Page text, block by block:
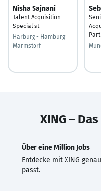
Nisha Sajnani
Talent Acquisition
Specialist
Harburg - Hamburg
Marmstorf
XING –
Über eine Million Jobs
Entdecke mit XING
passt.